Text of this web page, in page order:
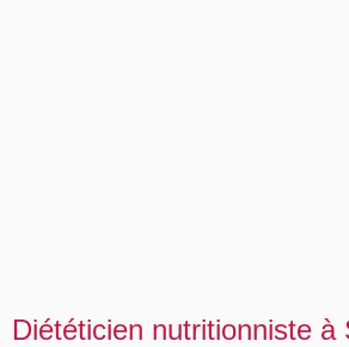
Diététicien nutritionniste à